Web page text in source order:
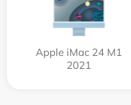
Apple iMac 24 M1
2021